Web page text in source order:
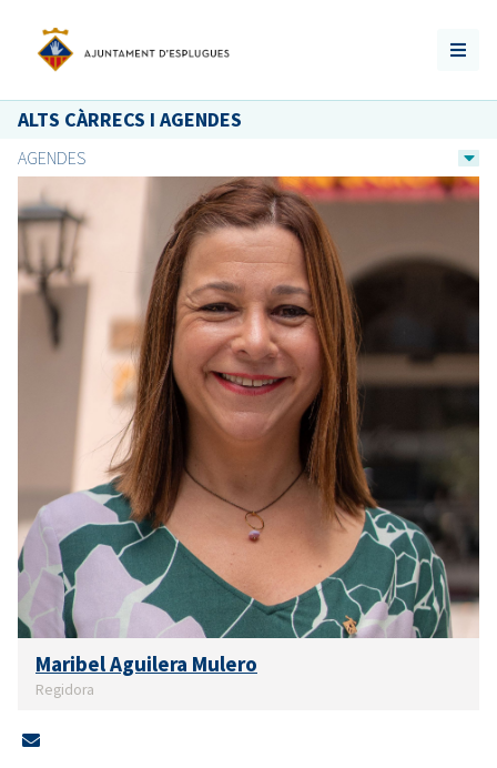
ALTS CÀRRECS I AGENDES
AGENDES
Maribel Aguilera Mulero
Regidora